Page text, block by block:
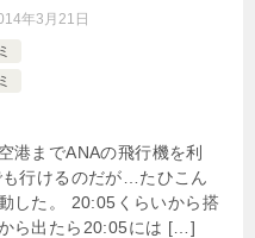
年3月21日
港までANAの飛行機を利
行けるのだが…たひこん
した。 20:05くらいから搭
ら出たら20:05には […]